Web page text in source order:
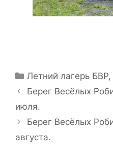
Рубрики
Летний лагерь БВР,
Навигация
Берег Весёлых
июля.
Берег Весёлых
августа.